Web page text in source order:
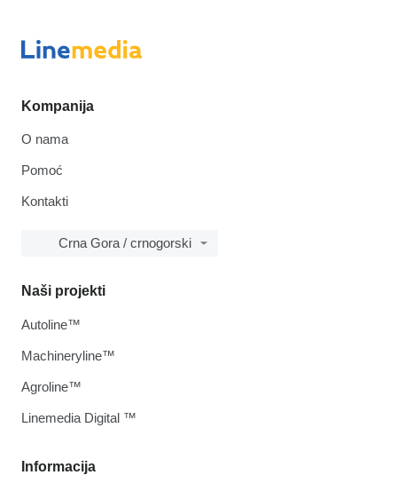
Kompanija
O nama
Pomoć
Kontakti
Crna Gora / crnogorski
Informacija
Naši projekti
Autoline™
Machineryline™
Agroline™
Linemedia Digital ™